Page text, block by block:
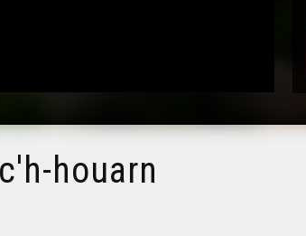
houarn